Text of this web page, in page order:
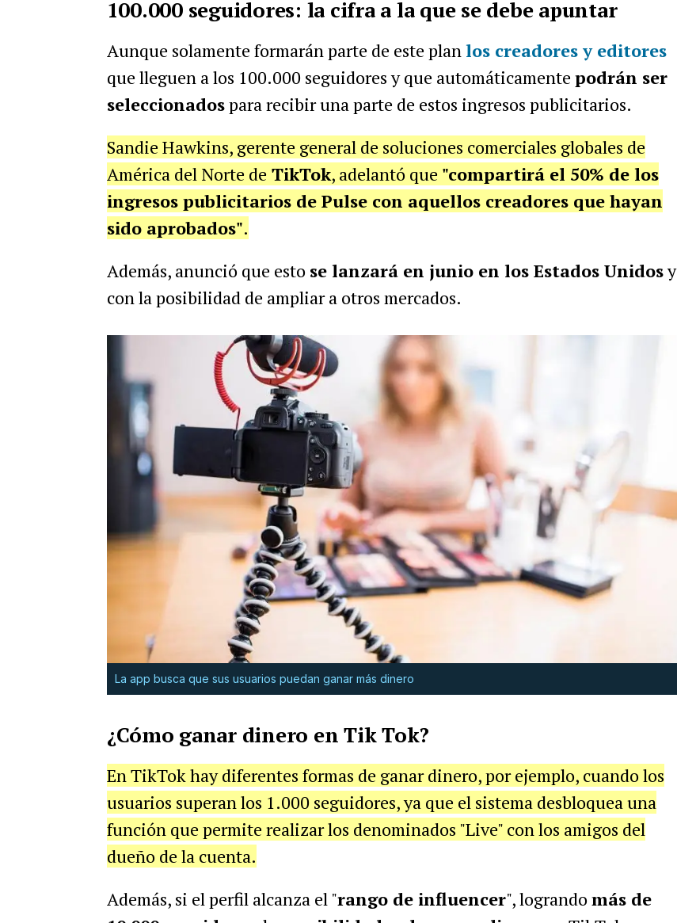
100.000 seguidores: la cifra a la que se debe apuntar
Aunque solamente formarán parte de este planlos creadores y editores
que lleguen a los 100.000 seguidores y que automáticamente podrán ser
seleccionadospara recibir una parte de estos ingresos publicitarios.
Sandie Hawkins, gerente general de soluciones comerciales globales de
América del Norte de TikTok, adelantó que "compartirá el 50% de los
ingresos publicitarios de Pulse con aquellos creadores que hayan
sido aprobados".
Además, anunció que esto se lanzará en junio en los Estados Unidosy
con la posibilidad de ampliar a otros mercados.
La app busca que sus usuarios puedan ganar más dinero
¿Cómo ganar dinero en Tik Tok?
En TikTok hay diferentes formas de ganar dinero, por ejemplo, cuando los
usuarios superan los 1.000 seguidores, ya que el sistema desbloquea una
función que permite realizar los denominados "Live" con los amigos del
dueño de la cuenta.
Además, si el perfil alcanza el "rango de influencer", logrando más de